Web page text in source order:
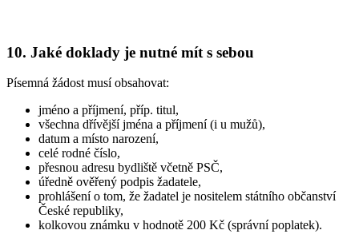
10. Jaké doklady je nutné mít s sebou
Písemná žádost musí obsahovat:
jméno a příjmení, příp. titul,
všechna dřívější jména a příjmení (i u mužů),
datum a místo narození,
celé rodné číslo,
přesnou adresu bydliště včetně PSČ,
úředně ověřený podpis žadatele,
prohlášení o tom, že žadatel je nositelem státního občanství
České republiky,
kolkovou známku v hodnotě 200 Kč (správní poplatek).